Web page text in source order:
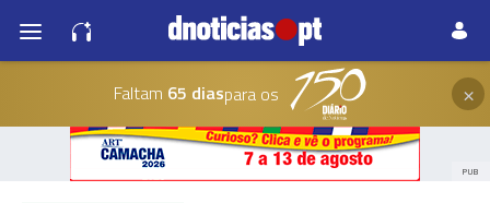
Faltam 65 diaspara os ×
PUB